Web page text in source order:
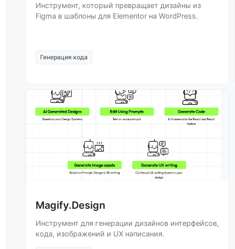
Инструмент, который превращает дизайны из
Figma в шаблоны для Elementor на WordPress.
Генерация кода
Magify.Design
Инструмент для генерации дизайнов интерфейсов,
кода, изображений и UX написания.